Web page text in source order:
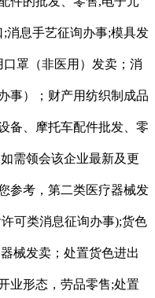
消息手艺征询办事;模具发
罩（非医用）发卖；消
事）；财产用纺织制成品
备、摩托车配件批发、零
需领会该企业最新及更
参考，第二类医疗器械发
可类消息征询办事);货色
械发卖；处置货色进出
业形态，劳品零售;处置